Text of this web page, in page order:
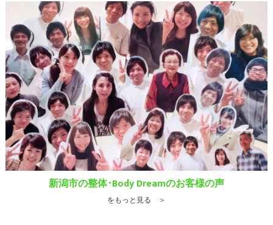
新潟市の整体･Body Dreamのお客様の声
をもっと見る ＞